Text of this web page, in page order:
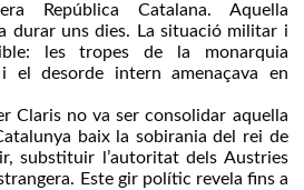
República Catalana. Aquella
durar uns dies. La situació militar i
les tropes de la monarquia
i el desorde intern amenaçava en
Claris no va ser consolidar aquella
baix la sobirania del rei de
substituir l’autoritat dels Austries
Este gir polític revela fins a